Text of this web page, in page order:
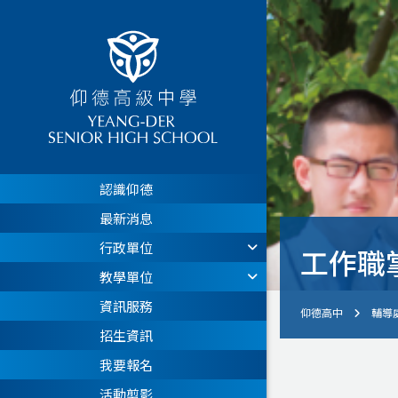
認識仰德
最新消息
行政單位
教學單位
資訊服務
招生資訊
我要報名
活動剪影
工作職
仰德高中 輔導